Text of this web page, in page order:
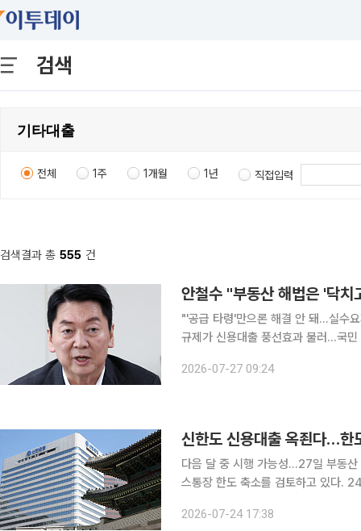
검색
전체 1주 1개월 1년 직접입력
검색결과 총 555 건
안철수 "부동산 해법은 '닥
"'공급 타령'만으론 해결 안 돼…실수
규제가 신용대출 풍선효과 불러…국민 '대출 모라토리움'
2026-07-27 09:24
신한도 신용대출 옥죈다…
다음 달 중 시행 가능성…27일 부동산 정책 토론회 이
스통장 한도 축소를 검토하고 있다. 24일 금융권에 따르면 신한은행은 신용대출 한도를 최대 1억원
2026-07-24 17:38